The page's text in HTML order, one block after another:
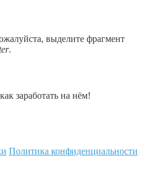
выделите фрагмент
.
заработать на нём!
Политика конфиденциальности